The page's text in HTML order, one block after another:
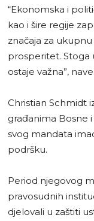
“Ekonomska i
kao i šire regije
značaja za
prosperitet. Stoga
ostaje važna”,
Christian Schmidt
građanima Bosne
svog mandata
podršku.
Period njegovog
pravosudnih
djelovali u zaštiti